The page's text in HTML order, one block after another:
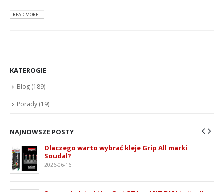
READ MORE...
KATEROGIE
Blog (189)
Porady (19)
NAJNOWSZE POSTY
Dlaczego warto wybrać kleje Grip All marki
Soudal?
2026-06-16